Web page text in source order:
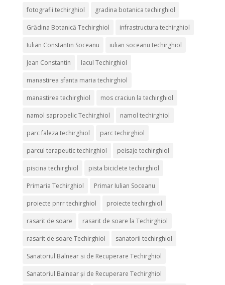
fotografii techirghiol gradina botanica techirghiol
Grădina Botanică Techirghiol infrastructura techirghiol
Iulian Constantin Soceanu iulian soceanu techirghiol
Jean Constantin lacul Techirghiol
manastirea sfanta maria techirghiol
manastirea techirghiol mos craciun la techirghiol
namol sapropelic Techirghiol namol techirghiol
parc faleza techirghiol parc techirghiol
parcul terapeutic techirghiol peisaje techirghiol
piscina techirghiol pista biciclete techirghiol
Primaria Techirghiol Primar Iulian Soceanu
proiecte pnrr techirghiol proiecte techirghiol
rasarit de soare rasarit de soare la Techirghiol
rasarit de soare Techirghiol sanatorii techirghiol
Sanatoriul Balnear si de Recuperare Techirghiol
Sanatoriul Balnear și de Recuperare Techirghiol